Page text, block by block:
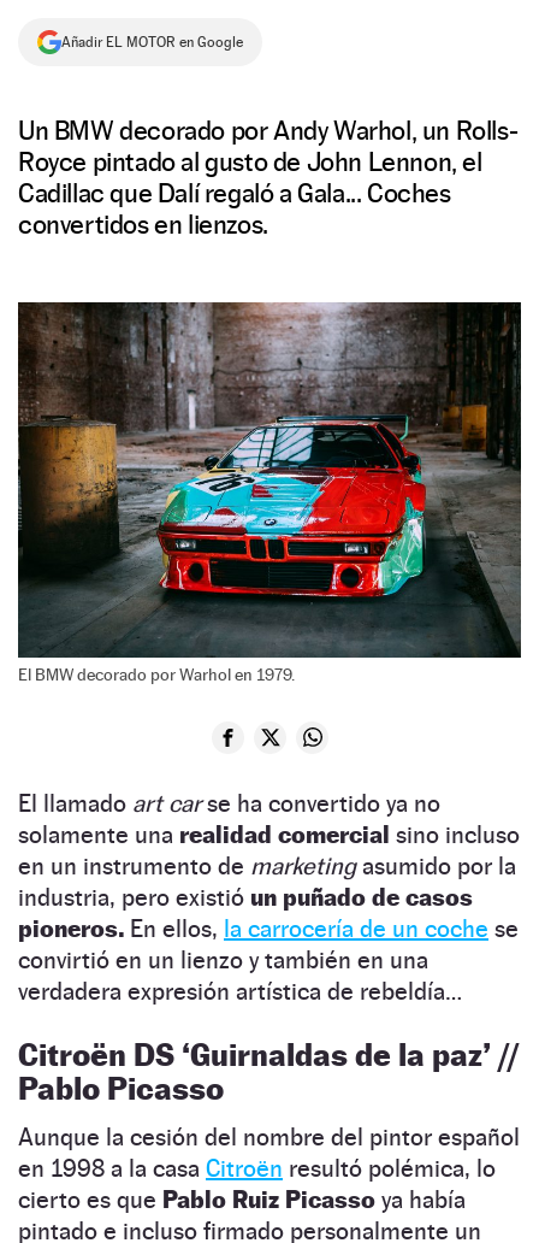
NEWSLETTER
Añadir EL MOTOR en Google
Un BMW decorado por Andy Warhol, un Rolls-
Royce pintado al gusto de John Lennon, el
Cadillac que Dalí regaló a Gala... Coches
convertidos en lienzos.
El BMW decorado por Warhol en 1979.
El llamado art carse ha convertido ya no
solamente una realidad comercial sino incluso
en un instrumento de marketingasumido por la
industria, pero existió un puñado de casos
pioneros. En ellos, la carrocería de un coche se
convirtió en un lienzo y también en una
verdadera expresión artística de rebeldía…
Citroën DS ‘Guirnaldas de la paz’ //
Pablo Picasso
Aunque la cesión del nombre del pintor español
en 1998 a la casa Citroën resultó polémica, lo
cierto es que Pablo Ruiz Picasso ya había
pintado e incluso firmado personalmente un